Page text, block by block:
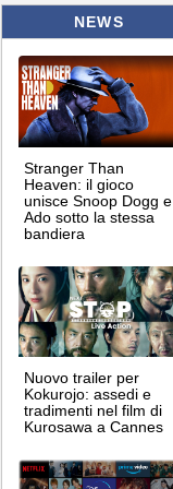
NEWS
Stranger Than
Heaven: il gioco
unisce Snoop Dogg e
Ado sotto la stessa
bandiera
Nuovo trailer per
Kokurojo: assedi e
tradimenti nel film di
Kurosawa a Cannes